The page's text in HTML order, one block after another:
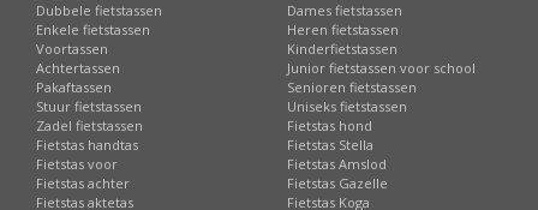
Dubbele fietstassen
Enkele fietstassen
Voortassen
Achtertassen
Pakaftassen
Stuur fietstassen
Zadel fietstassen
Fietstas handtas
Fietstas voor
Fietstas achter
Fietstas aktetas
Dames fietstassen
Heren fietstassen
Kinderfietstassen
Junior fietstassen voor school
Senioren fietstassen
Uniseks fietstassen
Fietstas hond
Fietstas Stella
Fietstas Amslod
Fietstas Gazelle
Fietstas Koga